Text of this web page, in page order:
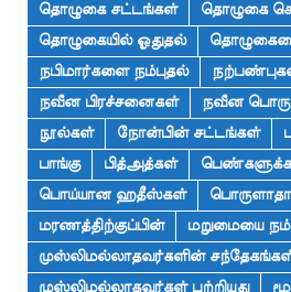
தொழுகை சட்டங்கள்
தொழுகை
தொழுகையில் ஓதுதல்
நபிமார்களை நம்புதல்
நவீன பிரச்சனைகள்
நவீன
நூல்கள்
நோன்பின் சட்டங்கள்
பாங்கு
பித்அத்கள்
பொய்யான ஹதீஸ்கள்
மரணத்திற்குப்பின்
மறுமையை
முஸ்லிமல்லாதவர்களின்
முஸ்லிமல்லாதவர்கள் பற்றியது